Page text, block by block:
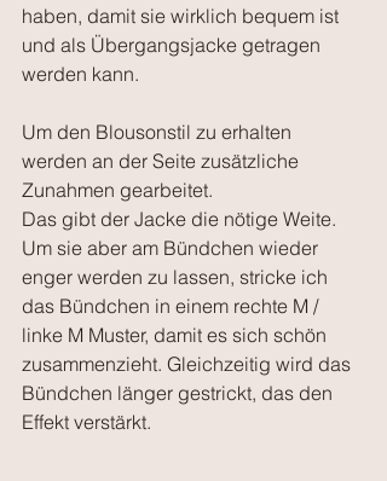
haben, damit sie wirklich bequem ist
und als Übergangsjacke getragen
werden kann.
Um den Blousonstil zu erhalten
werden an der Seite zusätzliche
Zunahmen gearbeitet.
Das gibt der Jacke die nötige Weite.
Um sie aber am Bündchen wieder
enger werden zu lassen, stricke ich
das Bündchen in einem rechte M /
linke M Muster, damit es sich schön
zusammenzieht. Gleichzeitig wird das
Bündchen länger gestrickt, das den
Effekt verstärkt.